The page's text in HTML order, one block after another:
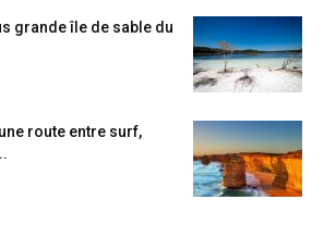
grande île de sable du
route entre surf,